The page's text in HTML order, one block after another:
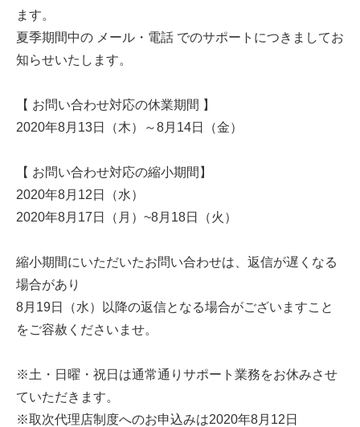
ます。
夏季期間中の メール・電話 でのサポートにつきましてお
知らせいたします。
【 お問い合わせ対応の休業期間 】
2020年8月13日（木）～8月14日（金）
【 お問い合わせ対応の縮小期間】
2020年8月12日（水）
2020年8月17日（月）~8月18日（火）
縮小期間にいただいたお問い合わせは、返信が遅くなる
場合があり
8月19日（水）以降の返信となる場合がございますこと
をご容赦くださいませ。
※土・日曜・祝日は通常通りサポート業務をお休みさせ
ていただきます。
※取次代理店制度へのお申込みは2020年8月12日